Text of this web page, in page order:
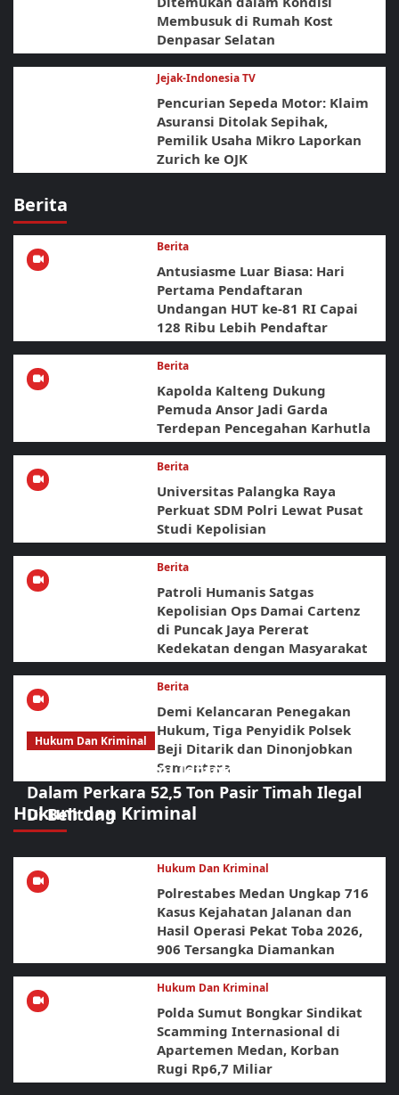
Membusuk di Rumah Kost
Denpasar Selatan
Jejak-Indonesia TV
Pencurian Sepeda Motor: Klaim
Asuransi Ditolak Sepihak,
Pemilik Usaha Mikro Laporkan
Zurich ke OJK
Berita
Berita
Antusiasme Luar Biasa: Hari
Pertama Pendaftaran
Undangan HUT ke-81 RI Capai
128 Ribu Lebih Pendaftar
Berita
Kapolda Kalteng Dukung
Pemuda Ansor Jadi Garda
Terdepan Pencegahan Karhutla
Berita
Universitas Palangka Raya
Perkuat SDM Polri Lewat Pusat
Studi Kepolisian
Berita
Patroli Humanis Satgas
Kepolisian Ops Damai Cartenz
di Puncak Jaya Pererat
Kedekatan dengan Masyarakat
Berita
Demi Kelancaran Penegakan
Hukum, Tiga Penyidik Polsek
Beji Ditarik dan Dinonjobkan
Sementara
Hukum dan Kriminal
Hukum Dan Kriminal
Polda Babel Resmi Tetapkan 4 Tersangka
Dalam Perkara 52,5 Ton Pasir Timah Ilegal
Di Belitung
Hukum Dan Kriminal
Polrestabes Medan Ungkap 716
Kasus Kejahatan Jalanan dan
Hasil Operasi Pekat Toba 2026,
906 Tersangka Diamankan
Hukum Dan Kriminal
Polda Sumut Bongkar Sindikat
Scamming Internasional di
Apartemen Medan, Korban
Rugi Rp6,7 Miliar